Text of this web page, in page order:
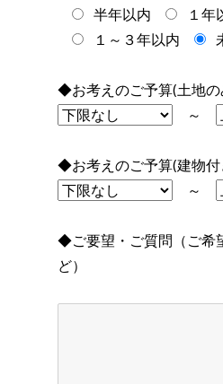
半年以内
１年
１～３年以内
◆お考えのご予算(土地
～
◆お考えのご予算(建物
～
◆ご要望・ご質問（ご希
ど）